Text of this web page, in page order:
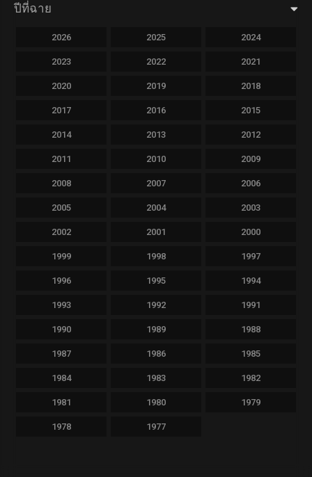
ปีที่ฉาย
2026 2025 2024
2023 2022 2021
2020 2019 2018
2017 2016 2015
2014 2013 2012
2011 2010 2009
2008 2007 2006
2005 2004 2003
2002 2001 2000
1999 1998 1997
1996 1995 1994
1993 1992 1991
1990 1989 1988
1987 1986 1985
1984 1983 1982
1981 1980 1979
1978 1977